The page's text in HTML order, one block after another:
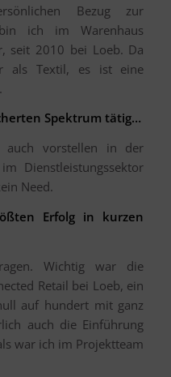
Bezug zur
ich im Warenhaus
seit 2010 bei Loeb. Da
als Textil, es ist eine
Spektrum tätig…
vorstellen in der
Dienstleistungssektor
Need.
Erfolg in kurzen
Wichtig war die
Retail bei Loeb, ein
auf hundert mit ganz
auch die Einführung
war ich im Projektteam